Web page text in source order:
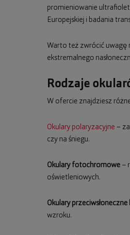
promieniowanie
Europejskiej i badania
Warto też zwrócić uwagę
ekstremalnego
Rodzaje
W ofercie znajdziesz
Okulary polaryzacyjne –
czy na śniegu.
Okulary fotochromowe –
oświetleniowych.
Okulary
wzroku.